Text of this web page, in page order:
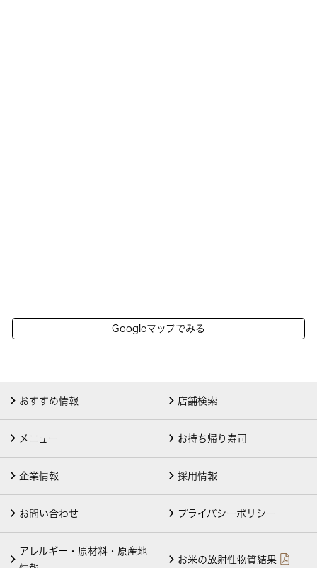
Googleマップでみる
おすすめ情報 店舗検索
メニュー お持ち帰り寿司
企業情報 採用情報
お問い合わせ プライバシーポリシー
アレルギー・原材料・原産地
お米の放射性物質結果